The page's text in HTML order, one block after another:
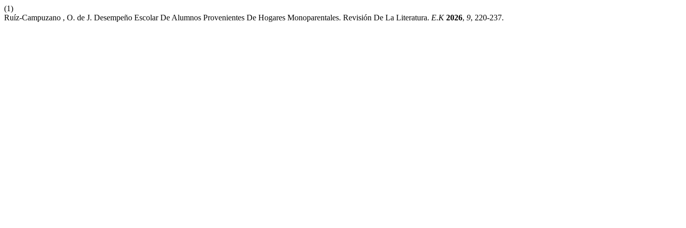
(1)
Ruíz-Campuzano , O. de J. Desempeño Escolar De Alumnos Provenientes De Hogares Monoparentales. Revisión De La Literatura. E.K 2026, 9, 220-237.